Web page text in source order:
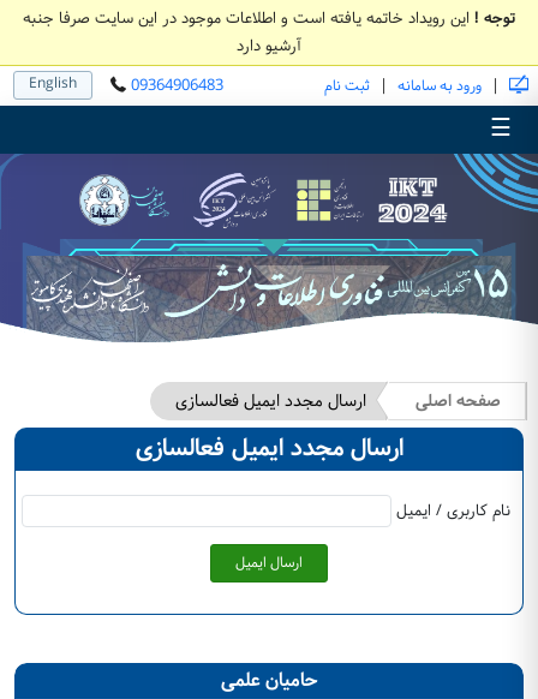
توجه ! این رویداد خاتمه یافته است و اطلاعات موجود در این سایت صرفا جنبه
آرشیو دارد
| ورود به سامانه | ثبت نام 09364906483
English
☰
صفحه اصلی ارسال مجدد ایمیل فعالسازی
ارسال مجدد ایمیل فعالسازی
نام کاربری / ایمیل
ارسال ایمیل
حامیان علمی